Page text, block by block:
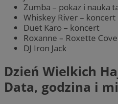
Zumba – pokaz i nauka
Whiskey River – koncert
Duet Karo – koncert
Roxanne – Roxette
DJ Iron Jack
Dzień Wielkich
Data, godzina i